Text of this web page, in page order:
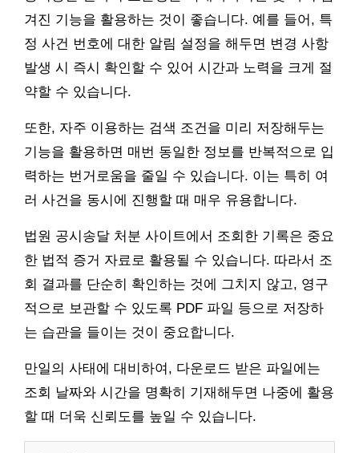
겨진 기능을 활용하는 것이 좋습니다. 예를 들어, 특
정 사건 번호에 대한 알림 설정을 해두면 변경 사항
발생 시 즉시 확인할 수 있어 시간과 노력을 크게 절
약할 수 있습니다.
또한, 자주 이용하는 검색 조건을 미리 저장해두는
기능을 활용하면 매번 동일한 정보를 반복적으로 입
력하는 번거로움을 줄일 수 있습니다. 이는 특히 여
러 사건을 동시에 진행할 때 매우 유용합니다.
법원 공시송달 처분 사이트에서 조회한 기록은 중요
한 법적 증거 자료로 활용될 수 있습니다. 따라서 조
회 결과를 단순히 확인하는 것에 그치지 않고, 영구
적으로 보관할 수 있도록 PDF 파일 등으로 저장하
는 습관을 들이는 것이 중요합니다.
만일의 사태에 대비하여, 다운로드 받은 파일에는
조회 날짜와 시간을 명확히 기재해두면 나중에 활용
할 때 더욱 신뢰도를 높일 수 있습니다.